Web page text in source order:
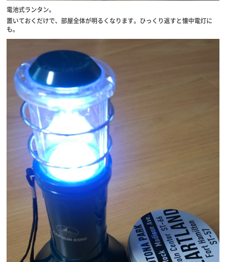
電池式ランタン。
置いておくだけで、部屋全体が明るくなります。ひっくり返すと懐中電灯に
も。